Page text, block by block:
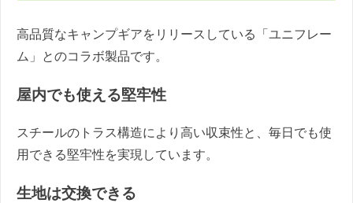
高品質なキャンプギアをリリースしている「ユニフレー
ム」とのコラボ製品です。
屋内でも使える堅牢性
スチールのトラス構造により高い収束性と、毎日でも使
用できる堅牢性を実現しています。
生地は交換できる